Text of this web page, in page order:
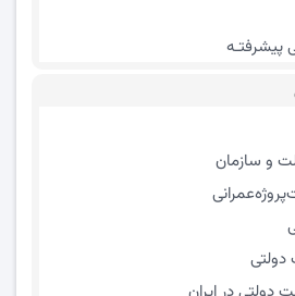
پیشرفتـه
و سازمان
دولتی